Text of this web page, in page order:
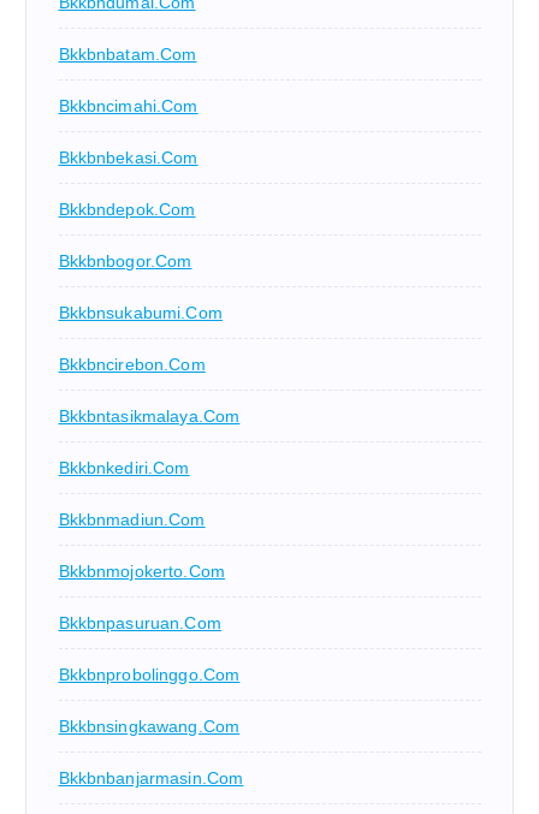
Bkkbnbatam.com
Bkkbncimahi.com
Bkkbnbekasi.com
Bkkbndepok.com
Bkkbnbogor.com
Bkkbnsukabumi.com
Bkkbncirebon.com
Bkkbntasikmalaya.com
Bkkbnkediri.com
Bkkbnmadiun.com
Bkkbnmojokerto.com
Bkkbnpasuruan.com
Bkkbnprobolinggo.com
Bkkbnsingkawang.com
Bkkbnbanjarmasin.com